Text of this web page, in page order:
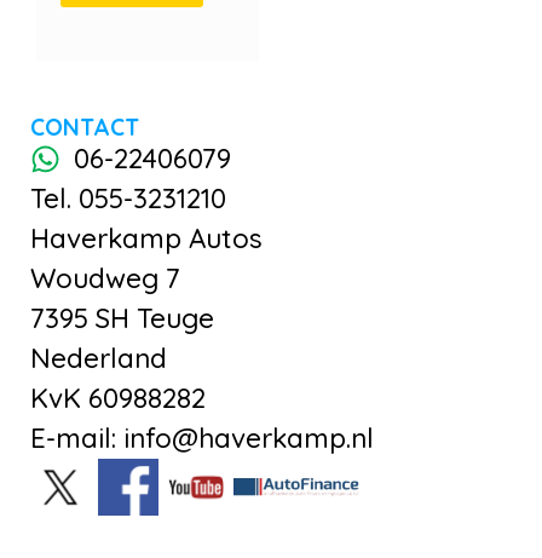
CONTACT
06-22406079
Tel. 055-3231210
Haverkamp Autos
Woudweg 7
7395 SH Teuge
Nederland
KvK 60988282
E-mail: info@haverkamp.nl